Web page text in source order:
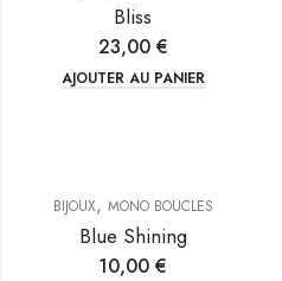
Bliss
23,00 €
AJOUTER AU PANIER
BIJOUX, MONO BOUCLES
Blue Shining
10,00 €